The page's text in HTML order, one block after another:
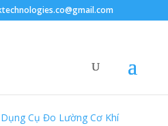
Dụng Cụ Đo Lường Cơ Khí